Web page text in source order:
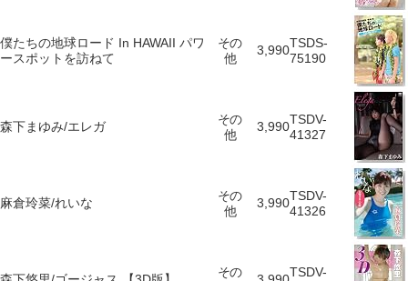
僕たちの地球ロード In HAWAII パワ
ースポットを訪ねて
その
他
3,990TSDS-
75190
森下まゆみ/エレガ
その
他
3,990TSDV-
41327
麻倉玲菜/れいな
その
他
3,990TSDV-
41326
その
TSDV-